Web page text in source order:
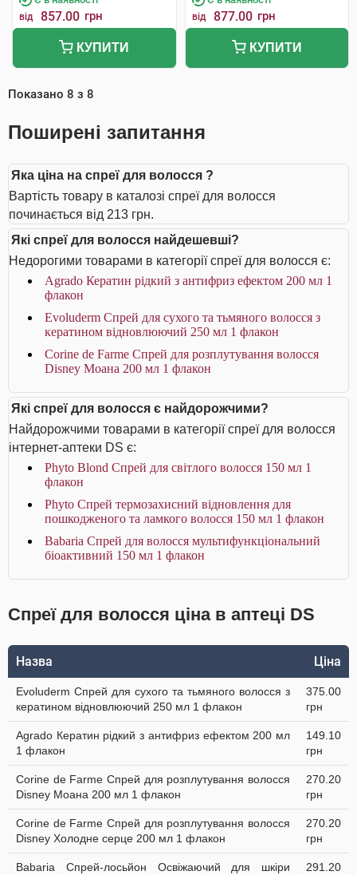
від 857.00 грн
КУПИТИ
від 877.00 грн
КУПИТИ
Показано 8 з 8
Поширені запитання
Яка ціна на спреї для волосся ?
Вартість товару в каталозі спреї для волосся
починається від 213 грн.
Які спреї для волосся найдешевші?
Недорогими товарами в категорії спреї для волосся є:
Agrado Кератин рідкий з антифриз ефектом 200 мл 1
флакон
Evoluderm Спрей для сухого та тьмяного волосся з
кератином відновлюючий 250 мл 1 флакон
Corine de Farme Спрей для розплутування волосся
Disney Моана 200 мл 1 флакон
Які спреї для волосся є найдорожчими?
Найдорожчими товарами в категорії спреї для волосся
інтернет-аптеки DS є:
Phyto Blond Спрей для світлого волосся 150 мл 1
флакон
Phyto Спрей термозахисний відновлення для
пошкодженого та ламкого волосся 150 мл 1 флакон
Babaria Спрей для волосся мультифункціональний
біоактивний 150 мл 1 флакон
Спреї для волосся ціна в аптеці DS
Назва Ціна
Evoluderm Спрей для сухого та тьмяного волосся з
кератином відновлюючий 250 мл 1 флакон
375.00
грн
Agrado Кератин рідкий з антифриз ефектом 200 мл
1 флакон
149.10
грн
Corine de Farme Спрей для розплутування волосся
Disney Моана 200 мл 1 флакон
270.20
грн
Corine de Farme Спрей для розплутування волосся
Disney Холодне серце 200 мл 1 флакон
270.20
грн
Babaria Спрей-лосьйон Освіжаючий для шкіри
291.20